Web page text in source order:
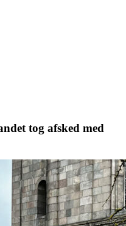
tog afsked med